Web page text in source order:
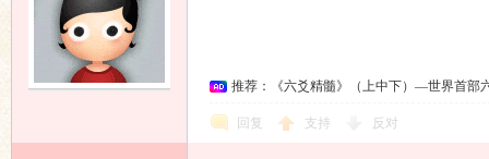
推荐：《六爻精髓》（上中下）—世界首部
回复 支持 反对